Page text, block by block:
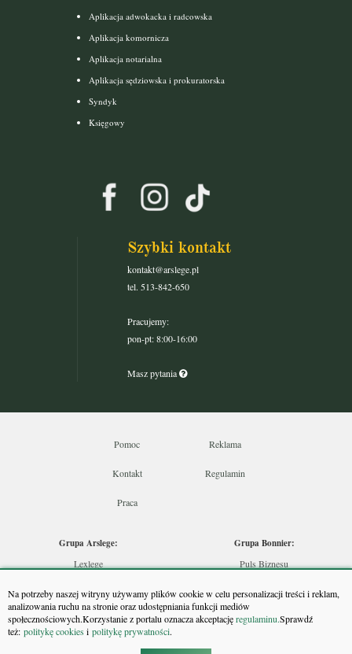
Na potrzeby naszej witryny używamy plików cookie w celu personalizacji treści i reklam,
analizowania ruchu na stronie oraz udostępniania funkcji mediów
społecznościowych.Korzystanie z portalu oznacza akceptacjęregulaminu.Sprawdź
też: politykę cookiesi politykę prywatności.
Aplikacja adwokacka i radcowska
Aplikacja komornicza
Aplikacja notarialna
Aplikacja sędziowska i prokuratorska
Syndyk
Księgowy
Szybki kontakt
kontakt@arslege.pl
tel. 513-842-650
Pracujemy:
pon-pt: 8:00-16:00
Masz pytania
Pomoc Reklama
Kontakt Regulamin
Praca
Grupa Arslege:
Lexlege
Skarbowcy
Urzędnik
Rzeczoznawca
Grupa Bonnier:
Puls Biznesu
Puls Medycyny
Monitor Firm